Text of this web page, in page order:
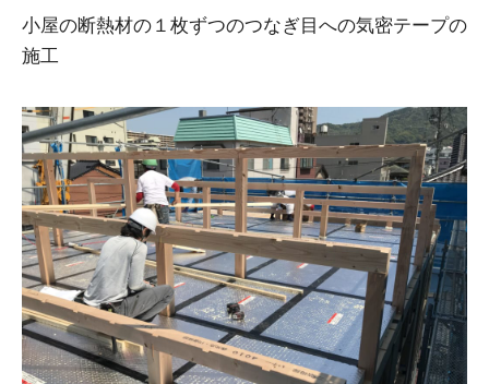
小屋の断熱材の１枚ずつのつなぎ目への気密テープの
施工